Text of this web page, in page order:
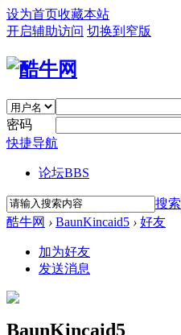
设为首页收藏本站
开启辅助访问 切换到窄版
密码
快捷导航
论坛BBS
搜索
酷牛网 › BaunKincaid5 › 好友
加为好友
发送消息
BaunKincaid5